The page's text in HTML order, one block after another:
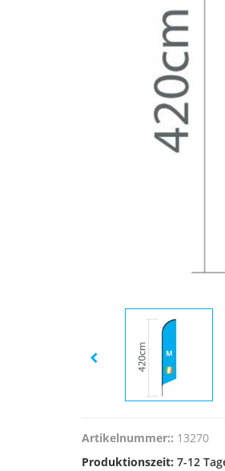
Artikelnummer:: 13270
Produktionszeit: 7-12